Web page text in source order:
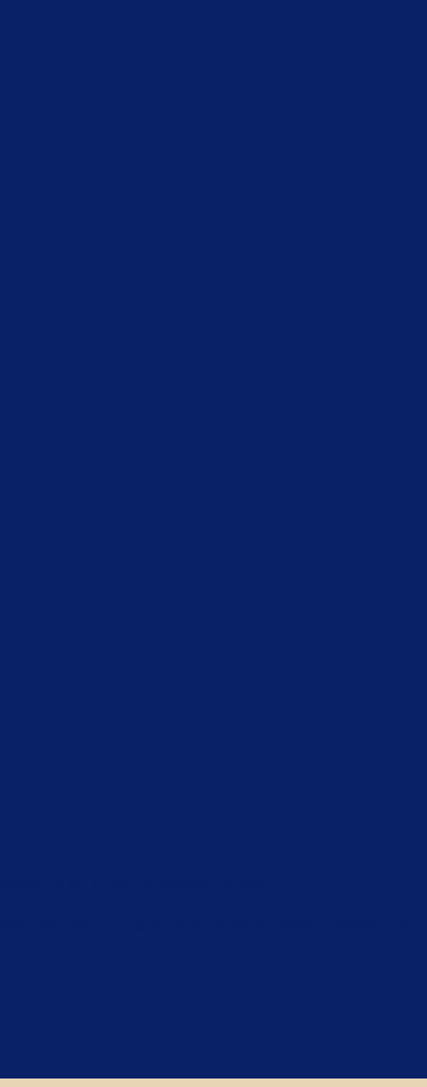
og andet udendørs træværk.
med, at olien fremhæver og styrker træets